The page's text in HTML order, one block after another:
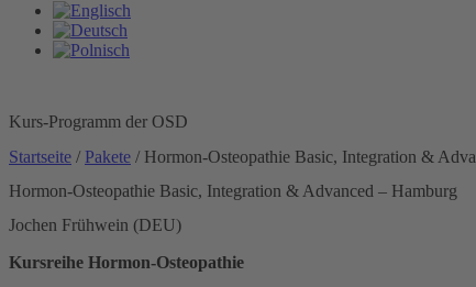
Kurs-Programm der OSD
Startseite / Pakete / Hormon-Osteopathie Basic, Integration &
Hormon-Osteopathie Basic, Integration & Advanced – Hamburg
Jochen Frühwein (DEU)
Kursreihe Hormon-Osteopathie